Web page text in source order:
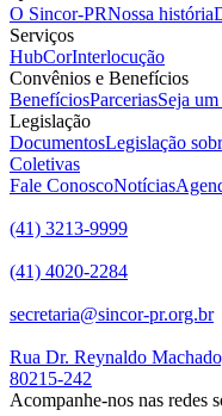
O Sincor-PRNossa história
Serviços
HubCorInterlocução
Convênios e Benefícios
BenefíciosParceriasSeja
Legislação
DocumentosLegislação
Coletivas
Fale ConoscoNotícias
(41) 3213-9999
(41) 4020-2284
secretaria@sincor-pr.org.br
Rua Dr. Reynaldo
80215-242
Acompanhe-nos nas redes